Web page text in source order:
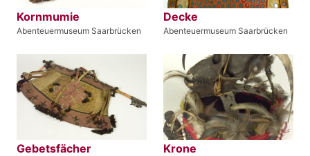
Kornmumie
Abenteuermuseum Saarbrücken
Decke
Abenteuermuseum Saarbrücken
Gebetsfächer Krone